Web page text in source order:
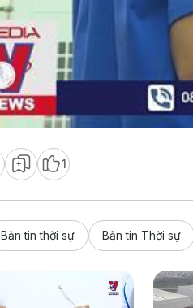
1
Bản tin thời sự Bản tin Thời sự